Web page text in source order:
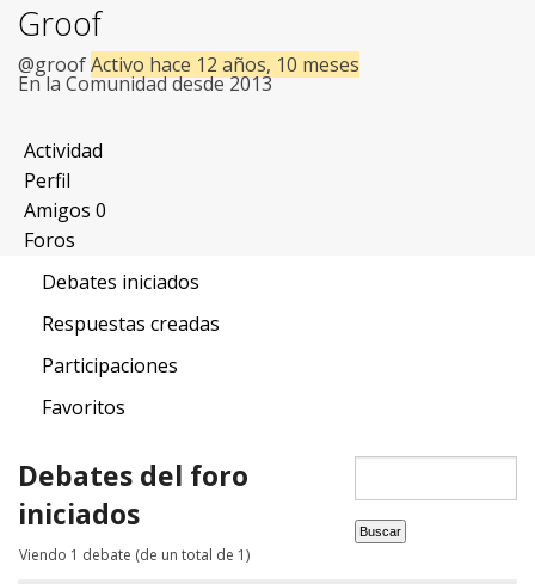
Ayuda
Contacto
Entrar
Crear Cuenta
Groof
@groofActivo hace 12 años, 10 meses
En la Comunidad desde 2013
Actividad
Perfil
Amigos 0
Foros
Debates iniciados
Respuestas creadas
Participaciones
Favoritos
Debates del foro
iniciados
Viendo 1 debate (de un total de 1)